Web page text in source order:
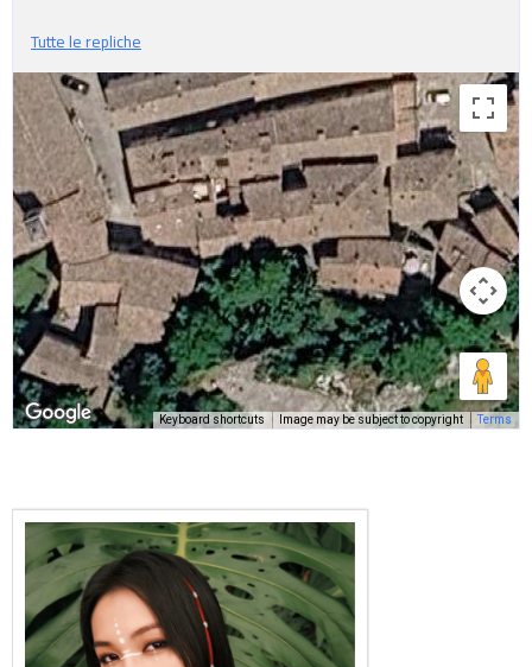
Tutte le repliche
Keyboard shortcuts Image may be subject to copyright Terms